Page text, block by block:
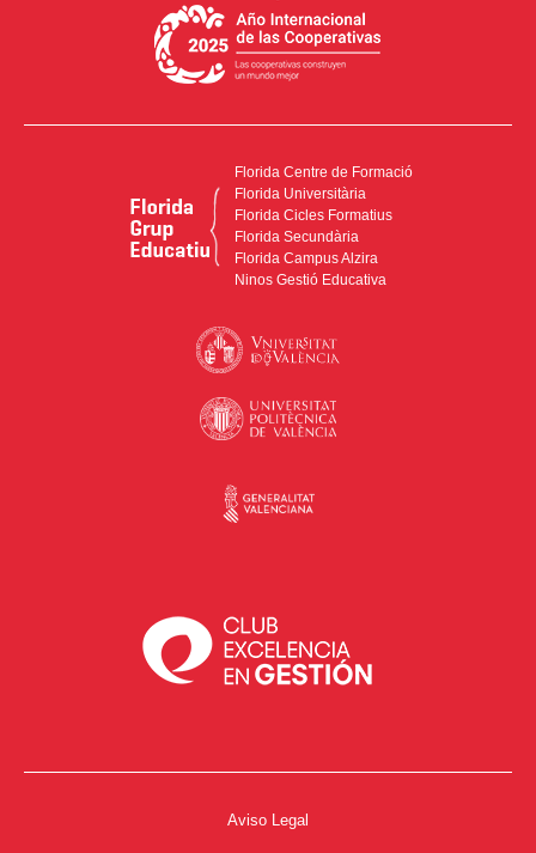
Florida Centre de Formació
Florida Universitària
Florida Cicles Formatius
Florida Secundària
Florida Campus Alzira
Ninos Gestió Educativa
Aviso Legal